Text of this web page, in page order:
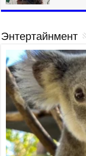
Энтертайнмент